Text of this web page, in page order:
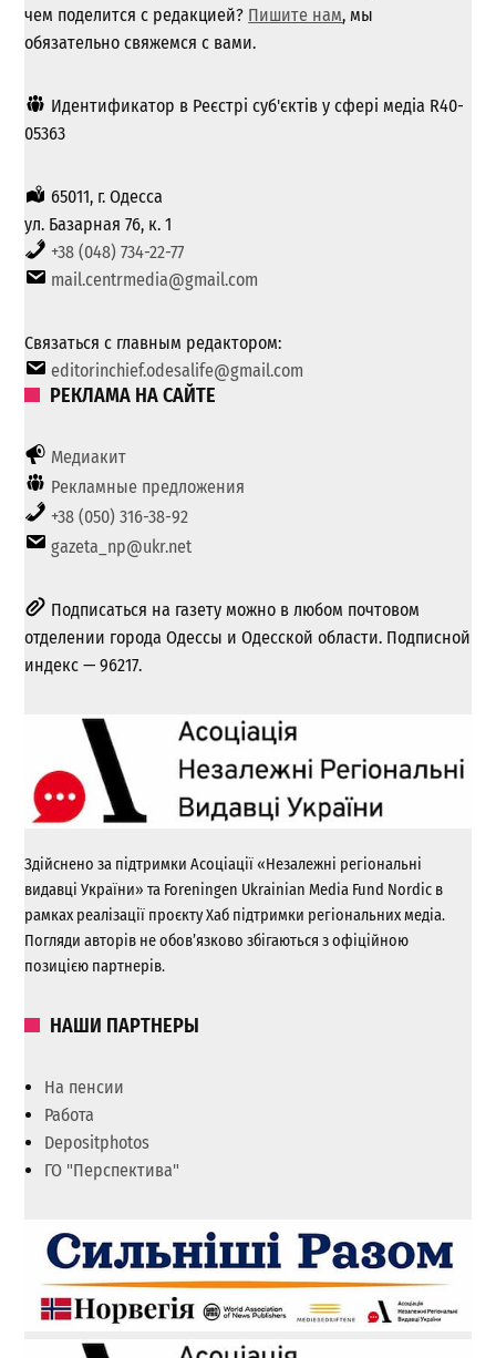
чем поделится с редакцией? Пишите нам, мы
обязательно свяжемся с вами.
Идентификатор в Реєстрі суб'єктів у сфері медіа R40-
05363
65011, г. Одесса
ул. Базарная 76, к. 1
+38 (048) 734-22-77
mail.centrmedia@gmail.com
Связаться с главным редактором:
editorinchief.odesalife@gmail.com
РЕКЛАМА НА САЙТЕ
Медиакит
Рекламные предложения
+38 (050) 316-38-92
gazeta_np@ukr.net
Подписаться на газету можно в любом почтовом
отделении города Одессы и Одесской области. Подписной
индекс — 96217.
Здійснено за підтримки Асоціації «Незалежні регіональні
видавці України» та Foreningen Ukrainian Media Fund Nordic в
рамках реалізації проєкту Хаб підтримки регіональних медіа.
Погляди авторів не обов’язково збігаються з офіційною
позицією партнерів.
НАШИ ПАРТНЕРЫ
На пенсии
Работа
Depositphotos
ГО "Перспектива"